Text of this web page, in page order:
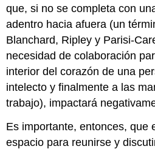
que, si no se completa con
adentro hacia afuera (un
Blanchard, Ripley y Parisi-
necesidad de colaboración
interior del corazón de una
intelecto y finalmente a las
trabajo), impactará
Es importante, entonces, que
espacio para reunirse y